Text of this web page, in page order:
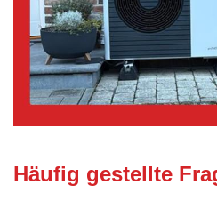
Häufig gestellte